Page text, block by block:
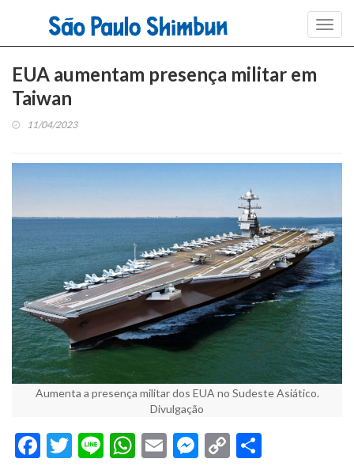
EUA aumentam presença militar em
Taiwan
11/04/2023
Aumenta a presença militar dos EUA no Sudeste Asiático.
Divulgação
Facebook
Twitter
LineWhatsApp
EmailMessenger
Copy